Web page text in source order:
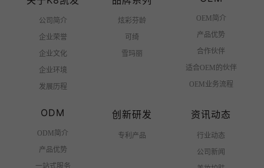
公司简介
企业荣誉
企业文化
企业环境
发展历程
炫彩芬龄
可绮
雪玛丽
OEM简介
产品优势
合作伙伴
适合OEM的伙伴
OEM业务流程
ODM
ODM简介
产品优势
创新研发
专利产品
资讯动态
行业动态
公司新闻